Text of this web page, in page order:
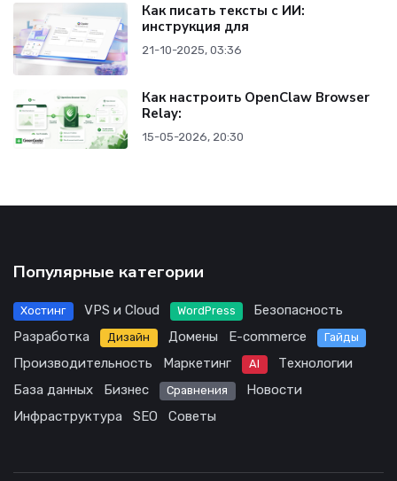
Как писать тексты с ИИ:
инструкция для
21-10-2025, 03:36
Как настроить OpenClaw Browser
Relay:
15-05-2026, 20:30
Популярные категории
Хостинг VPS и Cloud WordPress
Безопасность
Разработка
Дизайн Домены E-commerce Гайды
Производительность Маркетинг AI
Технологии
База данных
Бизнес Сравнения
Новости
Инфраструктура
SEO Советы